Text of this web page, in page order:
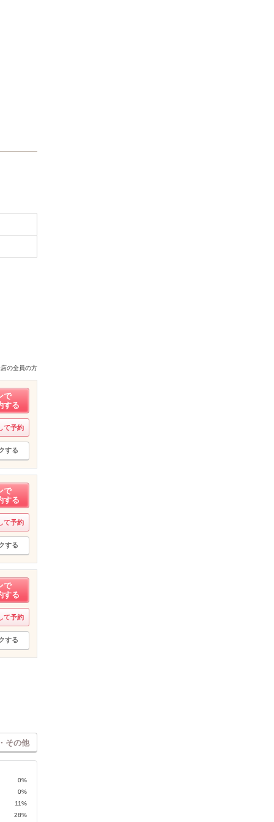
の全員の方
で
する
て予約
する
で
する
て予約
する
で
する
て予約
する
その他
0%
0%
11%
28%